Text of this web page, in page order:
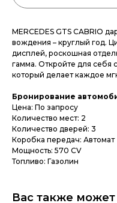
MERCEDES GTS CABRIO
вождения – круглый год.
дисплей, роскошная
гамма. Откройте для себя
который делает каждое
Бронирование
Цена: По запросу
Количество мест: 2
Количество дверей: 3
Коробка передач: Автомат
Мощность: 570 CV
Топливо: Газолин
Вас также может